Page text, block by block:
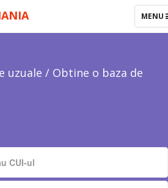
MENU
uzuale / Obtine o baza de